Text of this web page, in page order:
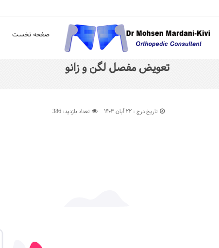
صفحه نخست
تعويض مفصل لگن و زانو
تاریخ درج : ۲۲ آبان ۱۴۰۳ تعداد بازدید: 386